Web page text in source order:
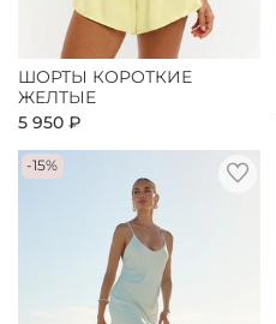
ШОРТЫ КОРОТКИЕ
ЖЕЛТЫЕ
5 950 ₽
-15%